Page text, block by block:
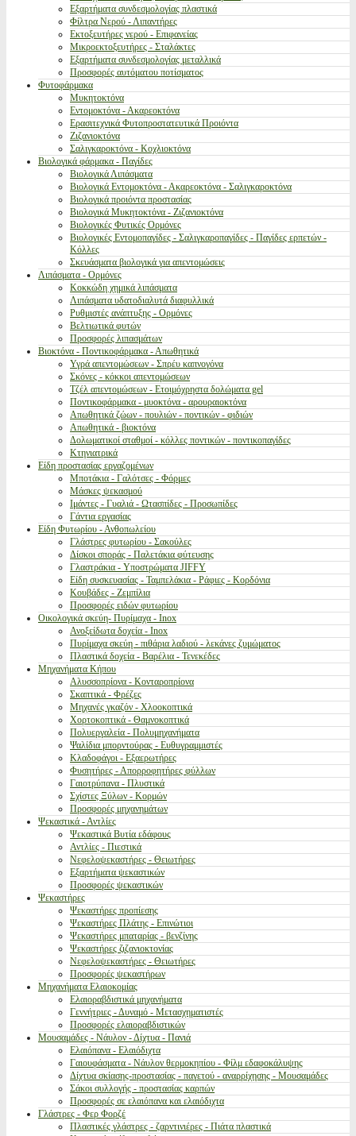
Εξαρτήματα συνδεσμολογίας πλαστικά
Φίλτρα Νερού - Λιπαντήρες
Εκτοξευτήρες νερού - Επιφανείας
Μικροεκτοξευτήρες - Σταλάκτες
Εξαρτήματα συνδεσμολογίας μεταλλικά
Προσφορές αυτόματου ποτίσματος
Φυτοφάρμακα
Μυκητοκτόνα
Εντομοκτόνα - Ακαρεοκτόνα
Ερασιτεχνικά Φυτοπροστατευτικά Προιόντα
Ζιζανιοκτόνα
Σαλιγκαροκτόνα - Κοχλιοκτόνα
Βιολογικά φάρμακα - Παγίδες
Βιολογικά Λιπάσματα
Βιολογικά Εντομοκτόνα - Ακαρεοκτόνα - Σαλιγκαροκτόνα
Βιολογικά προιόντα προστασίας
Βιολογικά Μυκητοκτόνα - Ζιζανιοκτόνα
Βιολογικές Φυτικές Ορμόνες
Βιολογικές Εντομοπαγίδες - Σαλιγκαροπαγίδες - Παγίδες ερπετών -
Κόλλες
Σκευάσματα βιολογικά για απεντομώσεις
Λιπάσματα - Ορμόνες
Κοκκώδη χημικά λιπάσματα
Λιπάσματα υδατοδιαλυτά διαφυλλικά
Ρυθμιστές ανάπτυξης - Ορμόνες
Βελτιωτικά φυτών
Προσφορές λιπασμάτων
Βιοκτόνα - Ποντικοφάρμακα - Απωθητικά
Υγρά απεντομώσεων - Σπρέυ καπνογόνα
Σκόνες - κόκκοι απεντομώσεων
Τζέλ απεντομώσεων - Ετοιμόχρηστα δολώματα gel
Ποντικοφάρμακα - μυοκτόνα - αρουραιοκτόνα
Απωθητικά ζώων - πουλιών - ποντικών - φιδιών
Απωθητικά - βιοκτόνα
Δολωματικοί σταθμοί - κόλλες ποντικών - ποντικοπαγίδες
Κτηνιατρικά
Είδη προστασίας εργαζομένων
Μποτάκια - Γαλότσες - Φόρμες
Μάσκες ψεκασμού
Ιμάντες - Γυαλιά - Ωτασπίδες - Προσωπίδες
Γάντια εργασίας
Είδη Φυτωρίου - Ανθοπωλείου
Γλάστρες φυτωρίου - Σακούλες
Δίσκοι σποράς - Παλετάκια φύτευσης
Γλαστράκια - Υποστρώματα JIFFY
Είδη συσκευασίας - Ταμπελάκια - Ράφιες - Κορδόνια
Κουβάδες - Ζεμπίλια
Προσφορές ειδών φυτωρίου
Οικολογικά σκεύη- Πυρίμαχα - Inox
Ανοξείδωτα δοχεία - Inox
Πυρίμαχα σκεύη - πιθάρια λαδιού - λεκάνες ζυμώματος
Πλαστικά δοχεία - Βαρέλια - Τενεκέδες
Μηχανήματα Κήπου
Αλυσσοπρίονα - Κονταροπρίονα
Σκαπτικά - Φρέζες
Μηχανές γκαζόν - Χλοοκοπτικά
Χορτοκοπτικά - Θαμνοκοπτικά
Πολυεργαλεία - Πολυμηχανήματα
Ψαλίδια μπορντούρας - Ευθυγραμμιστές
Κλαδοφάγοι - Εξαερωτήρες
Φυσητήρες - Απορροφητήρες φύλλων
Γαιοτρύπανα - Πλυστικά
Σχίστες Ξύλων - Κορμών
Προσφορές μηχανημάτων
Ψεκαστικά - Αντλίες
Ψεκαστικά Βυτία εδάφους
Αντλίες - Πιεστικά
Νεφελοψεκαστήρες - Θειωτήρες
Εξαρτήματα ψεκαστικών
Προσφορές ψεκαστικών
Ψεκαστήρες
Ψεκαστήρες προπίεσης
Ψεκαστήρες Πλάτης - Επινώτιοι
Ψεκαστήρες μπαταρίας - βενζίνης
Ψεκαστήρες ζιζανιοκτονίας
Νεφελοψεκαστήρες - Θειωτήρες
Προσφορές ψεκαστήρων
Μηχανήματα Ελαιοκομίας
Ελαιοραβδιστικά μηχανήματα
Γεννήτριες - Δυναμό - Μετασχηματιστές
Προσφορές ελαιοραβδιστικών
Μουσαμάδες - Νάυλον - Δίχτυα - Πανιά
Ελαιόπανα - Ελαιόδιχτα
Γαιουφάσματα - Νάυλον θερμοκηπίου - Φίλμ εδαφοκάλυψης
Δίχτυα σκίασης-προστασίας - παγετού - αναρρίχησης - Μουσαμάδες
Σάκοι συλλογής - προστασίας καρπών
Προσφορές σε ελαιόπανα και ελαιόδιχτα
Γλάστρες - Φερ Φορζέ
Πλαστικές γλάστρες - ζαρντινιέρες - Πιάτα πλαστικά